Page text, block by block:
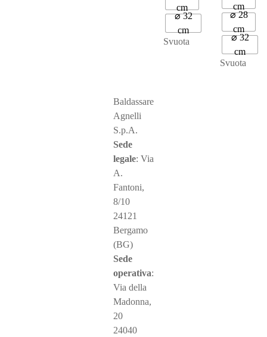
cm
⌀ 32
cm
Svuota
cm
⌀ 28
cm
⌀ 32
cm
Svuota
Baldassare
Agnelli
S.p.A.
Sede
legale: Via
A.
Fantoni,
8/10
24121
Bergamo
(BG)
Sede
operativa:
Via della
Madonna,
20
24040